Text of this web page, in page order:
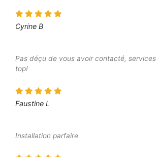
Cyrine B
Pas déçu de vous avoir contacté,
top!
Faustine L
Installation parfaire